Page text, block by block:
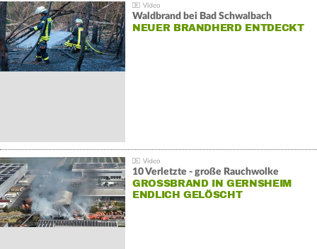
Waldbrand bei Bad Schwalbach
NEUER BRANDHERD ENTDECKT
10 Verletzte - große Rauchwolke
GROSSBRAND IN GERNSHEIM E
NDLICH GELÖSCHT